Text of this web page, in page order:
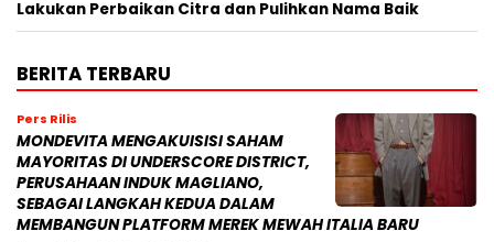
Lakukan Perbaikan Citra dan Pulihkan Nama Baik
BERITA TERBARU
Pers Rilis
MONDEVITA MENGAKUISISI SAHAM
MAYORITAS DI UNDERSCORE DISTRICT,
PERUSAHAAN INDUK MAGLIANO,
SEBAGAI LANGKAH KEDUA DALAM
MEMBANGUN PLATFORM MEREK MEWAH ITALIA BARU